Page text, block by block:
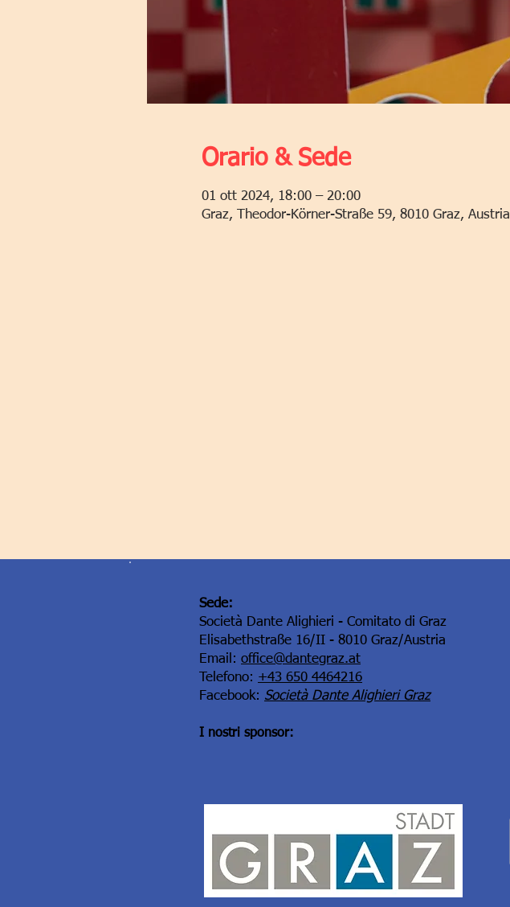
Orario & Sede
01 ott 2024, 18:00 – 20:00
Graz, Theodor-Körner-Straße 59, 8010 Graz, Austria
Sede:
Società Dante Alighieri - Comitato di Graz
Elisabethstraße 16/II - 8010 Graz/Austria
Email: office@dantegraz.at
Telefono: +43 650 4464216
Facebook: Società Dante Alighieri Graz
I nostri sponsor: